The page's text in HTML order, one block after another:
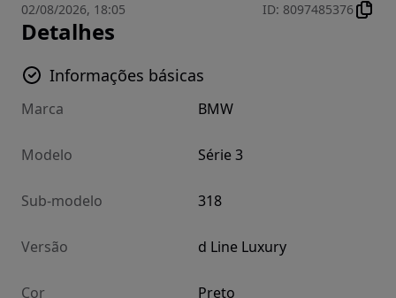
02/08/2026, 18:05 ID: 8097485376
Detalhes
Informações básicas
Marca BMW
Modelo Série 3
Sub-modelo 318
Versão d Line Luxury
Cor Preto